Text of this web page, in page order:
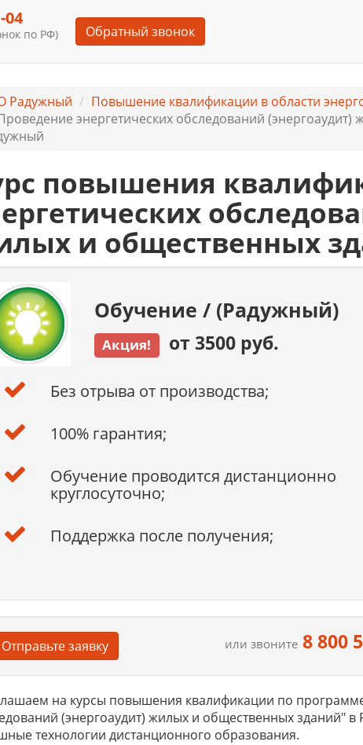
04
по РФ) Обратный звонок
Радужный
Повышение квалификации в области
энергетических обследований
повышения
и общественных
Обучение / (Радужный)
Акция! от 3500 руб.
Без отрыва от производства;
100% гарантия;
Обучение проводится дистанционно
круглосуточно;
Поддержка после получения;
Отправьте заявку или звоните 8 800
на курсы повышения квалификации по
(энергоаудит) жилых и общественных зданий"
технологии дистанционного образования.